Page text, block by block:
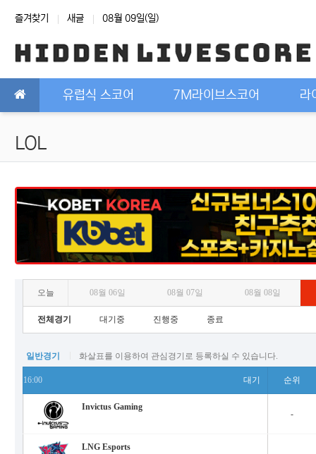
상단 네비
즐겨찾기 새글 08월 09일(일)
메인 메뉴유럽식 스코어 7M라이브스코어 라
LOL